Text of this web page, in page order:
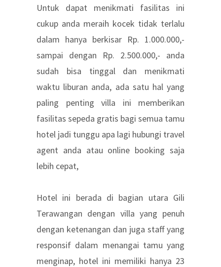
Untuk dapat menikmati fasilitas ini
cukup anda meraih kocek tidak terlalu
dalam hanya berkisar Rp. 1.000.000,-
sampai dengan Rp. 2.500.000,- anda
sudah bisa tinggal dan menikmati
waktu liburan anda, ada satu hal yang
paling penting villa ini memberikan
fasilitas sepeda gratis bagi semua tamu
hotel jadi tunggu apa lagi hubungi travel
agent anda atau online booking saja
lebih cepat,
Hotel ini berada di bagian utara Gili
Terawangan dengan villa yang penuh
dengan ketenangan dan juga staff yang
responsif dalam menangai tamu yang
menginap, hotel ini memiliki hanya 23